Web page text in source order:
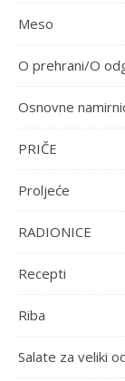
Meso
O prehrani/O
Osnovne
PRIČE
Proljeće
RADIONICE
Recepti
Riba
Salate za veliki